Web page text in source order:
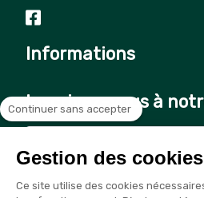
Informations
Inscrivez-vous à
Vous pouvez vous désinscrire à tout
lien présent dans nos emails
Continuer sans accepter
Gestion des cookies
Ce site utilise des cookies